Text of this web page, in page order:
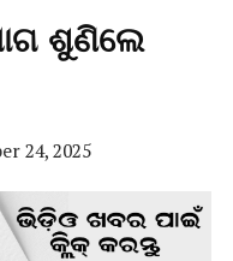
ଶୁଣିଲେ
24, 2025